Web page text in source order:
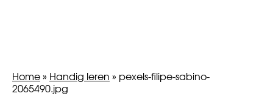
Home» Handig leren » pexels-filipe-sabino-
2065490.jpg